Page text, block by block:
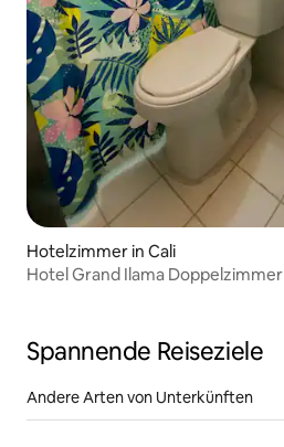
Hotelzimmer in Cali
Hotel Grand Ilama Doppelzimmer
Spannende Reiseziele
Andere Arten von Unterkünften